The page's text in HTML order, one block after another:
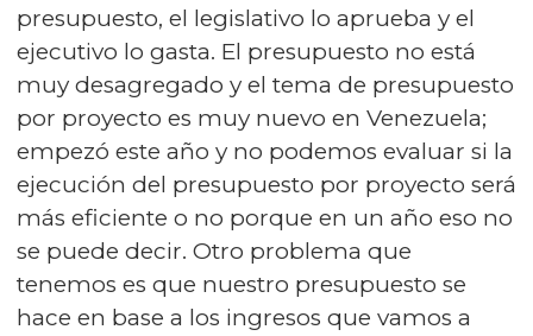
presupuesto, el legislativo lo aprueba y el
ejecutivo lo gasta. El presupuesto no está
muy desagregado y el tema de presupuesto
por proyecto es muy nuevo en Venezuela;
empezó este año y no podemos evaluar si la
ejecución del presupuesto por proyecto será
más eficiente o no porque en un año eso no
se puede decir. Otro problema que
tenemos es que nuestro presupuesto se
hace en base a los ingresos que vamos a